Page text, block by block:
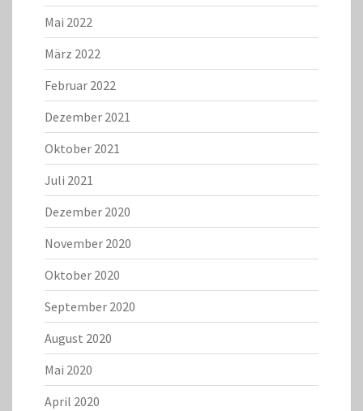
Mai 2022
März 2022
Februar 2022
Dezember 2021
Oktober 2021
Juli 2021
Dezember 2020
November 2020
Oktober 2020
September 2020
August 2020
Mai 2020
April 2020